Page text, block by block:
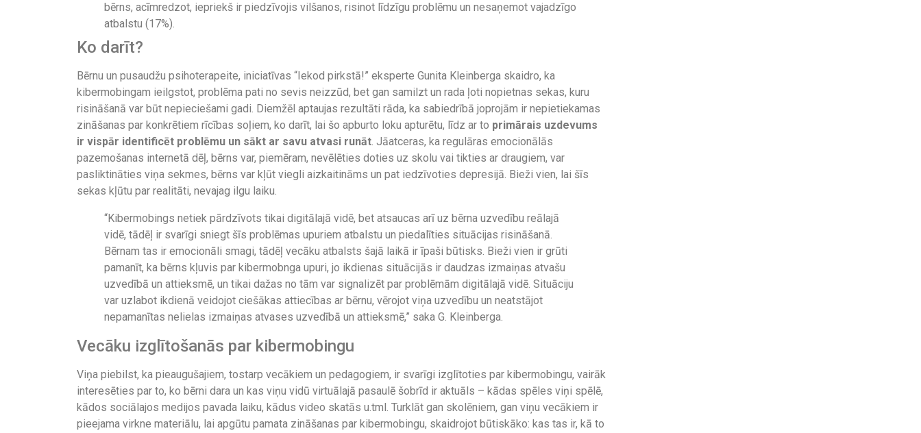
bērns, acīmredzot, iepriekš ir piedzīvojis vilšanos, risinot līdzīgu problēmu un nesaņemot vajadzīgo
atbalstu (17%).
Ko darīt?
Bērnu un pusaudžu psihoterapeite, iniciatīvas “Iekod pirkstā!” eksperte Gunita Kleinberga skaidro, ka
kibermobingam ieilgstot, problēma pati no sevis neizzūd, bet gan samilzt un rada ļoti nopietnas sekas, kuru
risināšanā var būt nepieciešami gadi. Diemžēl aptaujas rezultāti rāda, ka sabiedrībā joprojām ir nepietiekamas
zināšanas par konkrētiem rīcības soļiem, ko darīt, lai šo apburto loku apturētu, līdz ar to primārais uzdevums
ir vispār identificēt problēmu un sākt ar savu atvasi runāt. Jāatceras, ka regulāras emocionālās
pazemošanas internetā dēļ, bērns var, piemēram, nevēlēties doties uz skolu vai tikties ar draugiem, var
pasliktināties viņa sekmes, bērns var kļūt viegli aizkaitināms un pat iedzīvoties depresijā. Bieži vien, lai šīs
sekas kļūtu par realitāti, nevajag ilgu laiku.
“Kibermobings netiek pārdzīvots tikai digitālajā vidē, bet atsaucas arī uz bērna uzvedību reālajā
vidē, tādēļ ir svarīgi sniegt šīs problēmas upuriem atbalstu un piedalīties situācijas risināšanā.
Bērnam tas ir emocionāli smagi, tādēļ vecāku atbalsts šajā laikā ir īpaši būtisks. Bieži vien ir grūti
pamanīt, ka bērns kļuvis par kibermobnga upuri, jo ikdienas situācijās ir daudzas izmaiņas atvašu
uzvedībā un attieksmē, un tikai dažas no tām var signalizēt par problēmām digitālajā vidē. Situāciju
var uzlabot ikdienā veidojot ciešākas attiecības ar bērnu, vērojot viņa uzvedību un neatstājot
nepamanītas nelielas izmaiņas atvases uzvedībā un attieksmē,” saka G. Kleinberga.
Vecāku izglītošanās par kibermobingu
Viņa piebilst, ka pieaugušajiem, tostarp vecākiem un pedagogiem, ir svarīgi izglītoties par kibermobingu, vairāk
interesēties par to, ko bērni dara un kas viņu vidū virtuālajā pasaulē šobrīd ir aktuāls – kādas spēles viņi spēlē,
kādos sociālajos medijos pavada laiku, kādus video skatās u.tml. Turklāt gan skolēniem, gan viņu vecākiem ir
pieejama virkne materiālu, lai apgūtu pamata zināšanas par kibermobingu, skaidrojot būtiskāko: kas tas ir, kā to